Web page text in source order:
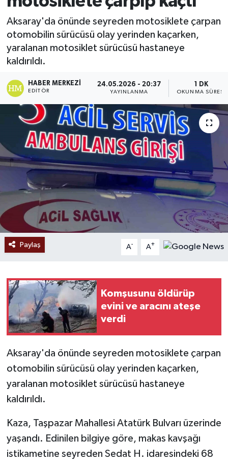
Aksaray'da önünde seyreden motosiklete çarpan
otomobilin sürücüsü olay yerinden kaçarken,
yaralanan motosiklet sürücüsü hastaneye
kaldırıldı.
HABER MERKEZI
EDITÖR
24.05.2026 - 20:37
YAYINLANMA
1 DK
OKUNMA SÜRESI
Paylaş A- A+
Komşusunu öldürüp
evini ve aracını ateşe
verdi
Aksaray'da önünde seyreden motosiklete çarpan
otomobilin sürücüsü olay yerinden kaçarken,
yaralanan motosiklet sürücüsü hastaneye
kaldırıldı.
Kaza, Taşpazar Mahallesi Atatürk Bulvarı üzerinde
yaşandı. Edinilen bilgiye göre, makas kavşağı
istikametine seyreden Sedat H. idaresindeki 68
Ekonomi
Sağlık